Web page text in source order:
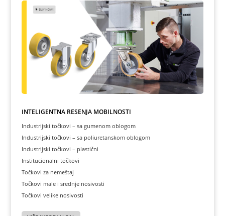
INTELIGENTNA REŠENJA MOBILNOSTI
Industrijski točkovi – sa gumenom oblogom
Industrijski točkovi – sa poliuretanskom oblogom
Industrijski točkovi – plastični
Institucionalni točkovi
Točkovi za nemeštaj
Točkovi male i srednje nosivosti
Točkovi velike nosivosti